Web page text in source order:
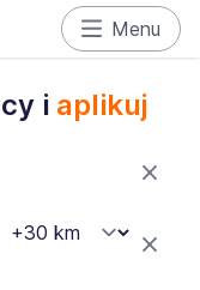
Menu
i aplikuj